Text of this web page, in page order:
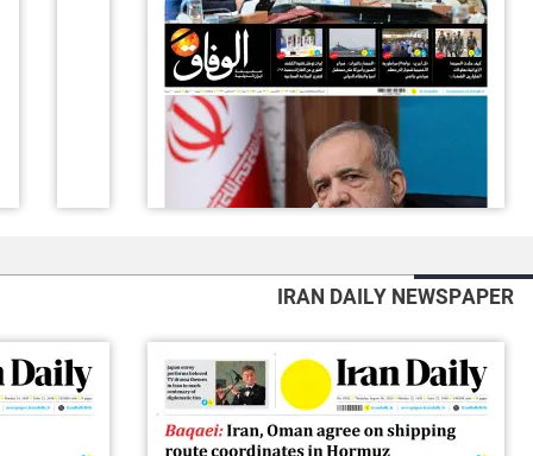
IRAN DAILY NEWSPAPER